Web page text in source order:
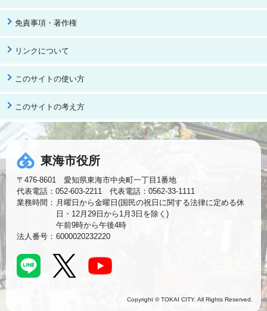
免責事項・著作権
リンクについて
このサイトの使い方
このサイトの考え方
東海市役所
〒476-8601 愛知県東海市中央町一丁目1番地
代表電話：052-603-2211 代表電話：0562-33-1111
業務時間： 月曜日から金曜日(国民の祝日に関する法律に定める休
日・12月29日から1月3日を除く)
午前9時から午後4時
法人番号： 6000020232220
Copyright © TOKAI CITY. All Rights Reserved.